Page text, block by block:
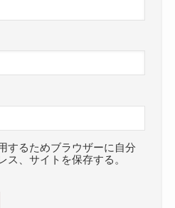
するためブラウザーに自分
ス、サイトを保存する。